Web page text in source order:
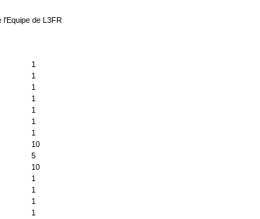
l'Equipe de L3FR
1
1
1
1
1
1
1
10
5
10
1
1
1
1